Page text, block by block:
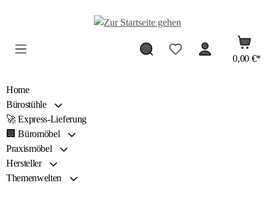
Zum Hauptinhalt springen
0,00 €*
Home
Bürostühle
🚀 Express-Lieferung
🏢 Büromöbel
Praxismöbel
Hersteller
Themenwelten